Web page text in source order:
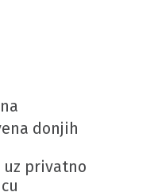
donjih
privatno